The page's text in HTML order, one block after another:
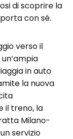
di scoprire la
con sé.
verso il
in auto
la nuova
il treno, la
Milano-
servizio